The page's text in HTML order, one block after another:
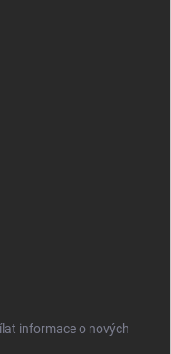
informace o nových